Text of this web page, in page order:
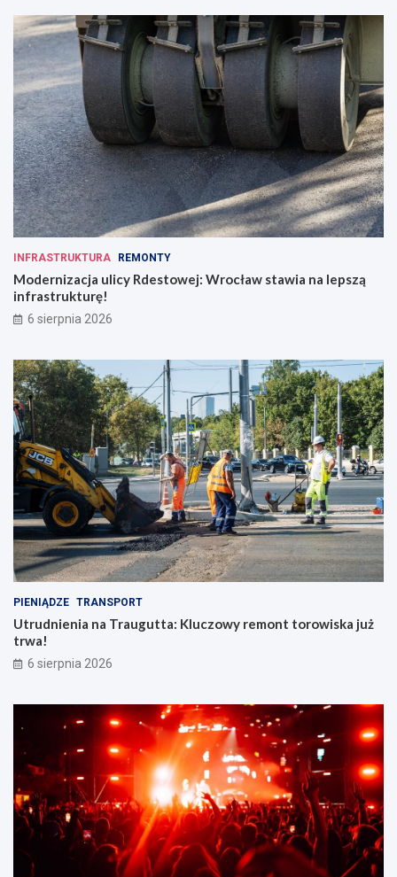
INFRASTRUKTURA REMONTY
Modernizacja ulicy Rdestowej: Wrocław stawia na lepszą
infrastrukturę!
6 sierpnia 2026
PIENIĄDZE TRANSPORT
Utrudnienia na Traugutta: Kluczowy remont torowiska już
trwa!
6 sierpnia 2026